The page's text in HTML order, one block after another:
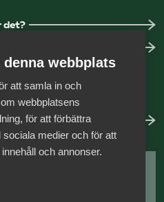
det?
till vår digitala
webbplats
att samla in och
webbplatsens
för att förbättra
sociala medier och för att
och annonser.